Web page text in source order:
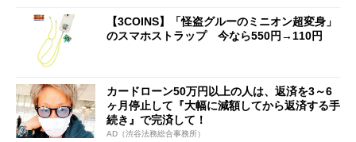
【3COINS】「怪盗グルーのミニオン超変身」
のスマホストラップ 今なら550円→110円
カードローン50万円以上の人は、返済を3～6
ヶ月停止して『大幅に減額してから返済する手
続き』で完済して！
AD（渋谷法務総合事務所）